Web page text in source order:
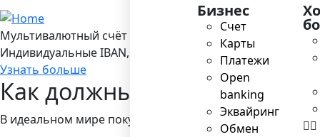
Бизнес
Счет
Карты
Платежи
Open
banking
Эквайринг
Обмен
Мультивалютный счёт в Bilderlings
Индивидуальные IBAN, 19 валют, платежы SEPA/ SEPA
Узнать больше
Как должны работать
В идеальном мире покупатель должен бы идти на